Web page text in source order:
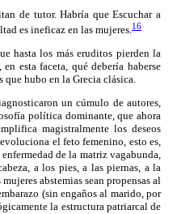
de tutor. Habría que Escuchar a
es ineficaz en las mujeres.16
hasta los más eruditos pierden la
esta faceta, qué debería haberse
que hubo en la Grecia clásica.
un cúmulo de autores,
política dominante, que ahora
magistralmente los deseos
el feto femenino, esto es,
de la matriz vagabunda,
a los pies, a las piernas, a la
abstemias sean propensas al
(sin engaños al marido, por
la estructura patriarcal de